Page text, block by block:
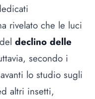
rivelato che le luci
declino delle
secondo i
lo studio sugli
altri insetti,